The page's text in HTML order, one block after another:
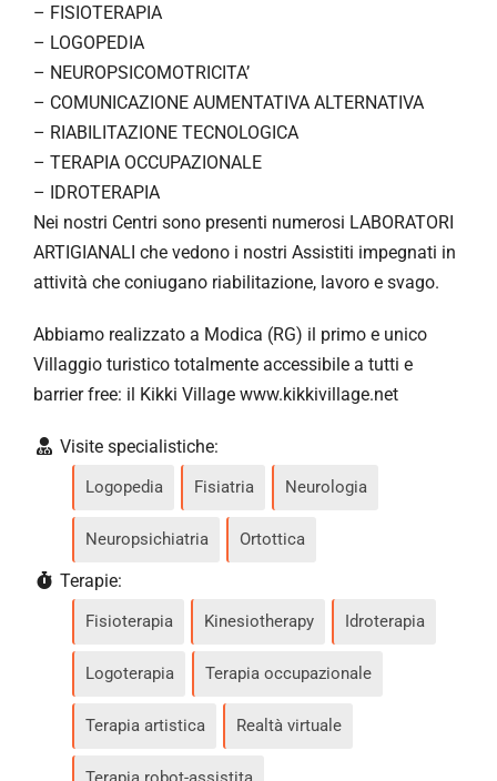
– FISIOTERAPIA
– LOGOPEDIA
– NEUROPSICOMOTRICITA’
– COMUNICAZIONE AUMENTATIVA ALTERNATIVA
– RIABILITAZIONE TECNOLOGICA
– TERAPIA OCCUPAZIONALE
– IDROTERAPIA
Nei nostri Centri sono presenti numerosi LABORATORI
ARTIGIANALI che vedono i nostri Assistiti impegnati in
attività che coniugano riabilitazione, lavoro e svago.
Abbiamo realizzato a Modica (RG) il primo e unico
Villaggio turistico totalmente accessibile a tutti e
barrier free: il Kikki Village www.kikkivillage.net
Visite specialistiche:
Logopedia Fisiatria Neurologia
Neuropsichiatria Ortottica
Terapie:
Fisioterapia Kinesiotherapy Idroterapia
Logoterapia Terapia occupazionale
Terapia artistica Realtà virtuale